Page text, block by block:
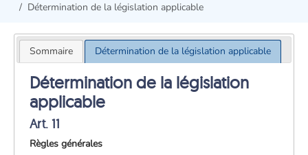
Détermination de la législation applicable
Sommaire Détermination de la législation applicable
Détermination de la législation
applicable
Art. 11
Règles générales